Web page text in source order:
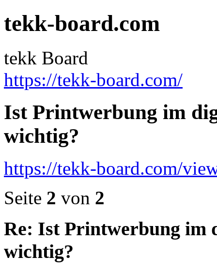
tekk-board.com
tekk Board
https://tekk-board.com/
Ist Printwerbung im
wichtig?
https://tekk-board.com/
Seite 2 von 2
Re: Ist Printwerbung im
wichtig?